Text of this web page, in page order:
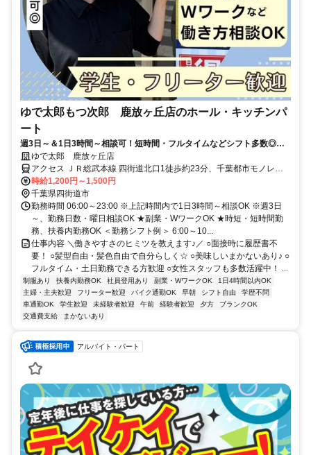
ゆで太郎もつ次郎 鹿放ヶ丘店のホール・キッチンパ
ート
週3日～＆1日3時間～相談可！短時間・フルタイムなどシフト多数◎髪
型自由・履歴書不要
ゆで太郎 鹿放ヶ丘店
アクセス ＪＲ総武本線 四街道北口1徒歩約23分、千葉都市モノレー
ル２号線 みつわ台出入口1徒歩約52分、ＪＲ総武本線 都賀西口徒歩
約52分
時給1,200円～1,500円
千葉県四街道市
勤務時間 06:00～23:00 ※上記時間内で1日3時間～相談OK ※週3日
～、勤務日数・曜日相談OK ★副業・WワークOK ★時短・短時間勤
務、扶養内勤務OK ＜勤務シフト例＞ 6:00～10...
仕事内容 ＼働きやすさのヒミツを教えます♪／ ○面接時に履歴書不
要！ ○髪型自由・髪色自由で自分らしく☆ ○美味しいまかないあり♪ ○
フルタイム・土日勤務できる方歓迎 ○女性スタッフも多数活躍中！ ...
制服あり 扶養内勤務OK 社員登用あり 副業・WワークOK
1日4時間以内OK
主婦・主夫歓迎
フリーター歓迎 バイク通勤OK 早朝 シフト自由
学歴不問
車通勤OK
学生歓迎 未経験者歓迎 午前 経験者歓迎 夕方
ブランクOK
交通費支給
まかないあり
アルバイト・パート